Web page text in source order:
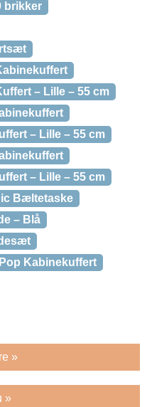
brikker
– Lille – 55 cm
– Lille – 55 cm
– Lille – 55 cm
Bæltetaske
– Blå
Kabinekuffert
»
»